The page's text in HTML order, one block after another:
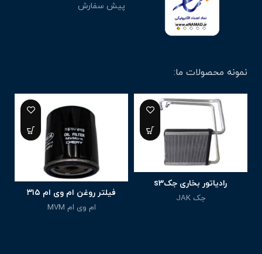
پیش سفارش
نمونه محصولات ما:
رادیاتور بخاری جکs3
جک JAK
فیلتر روغن ام وی ام ۳۱۵
ام وی ام MVM